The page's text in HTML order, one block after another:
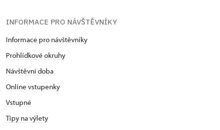
INFORMACE PRO NÁVŠTĚVNÍKY
Informace pro návštěvníky
Prohlídkové okruhy
Návštěvní doba
Online vstupenky
Vstupné
Tipy na výlety